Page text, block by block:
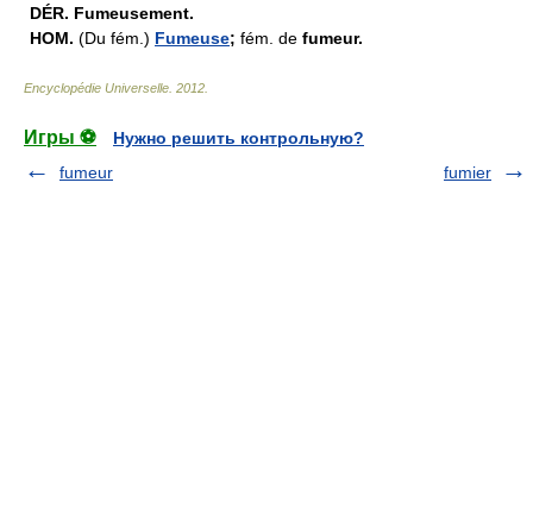
DÉR. Fumeusement.
HOM. (Du fém.) Fumeuse; fém. de fumeur.
Encyclopédie Universelle 2012
Игры ⚽
Нужно решить контрольную?
fumeur
fumier